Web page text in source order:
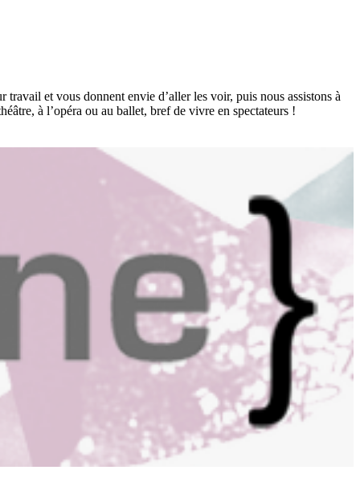
et vous donnent envie d’aller les voir, puis nous assistons à
à l’opéra ou au ballet, bref de vivre en spectateurs !